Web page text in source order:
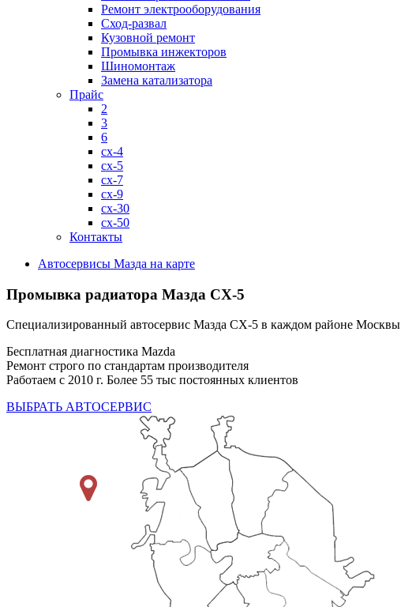
Ремонт электрооборудования
Сход-развал
Кузовной ремонт
Промывка инжекторов
Шиномонтаж
Замена катализатора
Прайс
2
3
6
cx-4
cx-5
cx-7
cx-9
cx-30
cx-50
Контакты
Автосервисы Мазда на карте
Промывка радиатора Мазда СХ-5
Специализированный автосервис Мазда СХ-5 в каждом районе Москвы
Бесплатная диагностика Mazda
Ремонт строго по стандартам производителя
Работаем с 2010 г. Более 55 тыс постоянных клиентов
ВЫБРАТЬ АВТОСЕРВИС